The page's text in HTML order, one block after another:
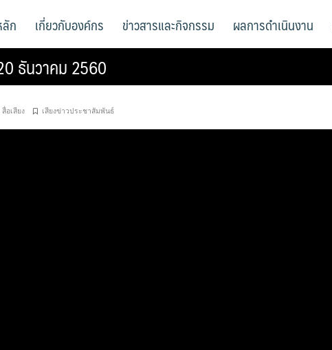
ก เกี่ยวกับองค์กร ข่าวสารและกิจกรรม ผลการดำเนินงาน
ธันวาคม 2560
สื่อเสียง เสียงข่าวประชาสัมพันธ์